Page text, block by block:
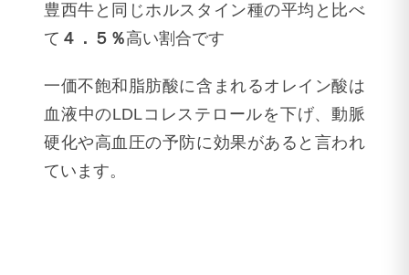
豊西牛と同じホルスタイン種の平均と比べ
て ４．５％高い割合です
一価不飽和脂肪酸に含まれるオレイン酸は
血液中のLDLコレステロールを下げ、動脈
硬化や高血圧の予防に効果があると言われ
ています。